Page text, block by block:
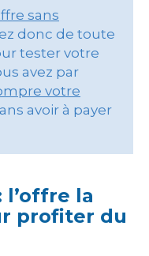
sans
donc de toute
tester votre
avez par
votre
avoir à payer
l’offre la
profiter du